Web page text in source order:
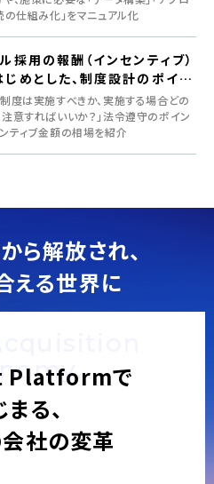
の仕組み化」をマニュアル化
採用の報酬（インセンティブ）
めとした、制度設計のポイン
度は実施すべきか、実施する場合どの
意すればいいか？」法令遵守のポイン
ティブ金額の相場を紹介
ら解放され、
える世界に
Platformで
る、
社の変革